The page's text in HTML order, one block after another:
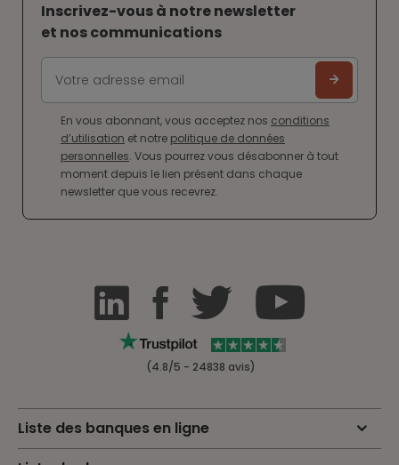
Inscrivez-vous à notre newsletter
et nos communications
En vous abonnant, vous acceptez nos conditions
d’utilisation et notre politique de données
personnelles. Vous pourrez vous désabonner à tout
moment depuis le lien présent dans chaque
newsletter que vous recevrez.
(4.8/5 - 24838 avis)
Liste des banques en ligne